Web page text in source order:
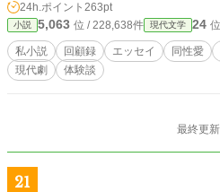
24h.ポイント 263pt
小説 5,063 位 / 228,638件 現代文学 24
私小説 回顧録 エッセイ 同性愛
現代劇
体験談
最終更
21